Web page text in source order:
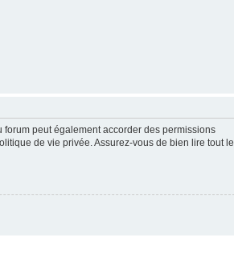
forum peut également accorder des permissions
de vie privée. Assurez-vous de bien lire tout le